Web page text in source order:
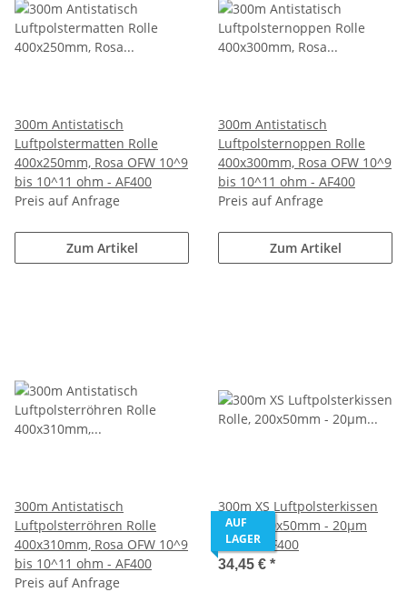
300m Antistatisch
Luftpolstermatten Rolle
400x250mm, Rosa OFW 10^9
bis 10^11 ohm - AF400
Preis auf Anfrage
Zum Artikel
300m Antistatisch
Luftpolsternoppen Rolle
400x300mm, Rosa OFW 10^9
bis 10^11 ohm - AF400
Preis auf Anfrage
Zum Artikel
300m Antistatisch
Luftpolsterröhren Rolle
400x310mm, Rosa OFW 10^9
bis 10^11 ohm - AF400
Preis auf Anfrage
AUF
LAGER
300m XS Luftpolsterkissen
Rolle, 200x50mm - 20µm
HDPE - AF400
34,45 € *